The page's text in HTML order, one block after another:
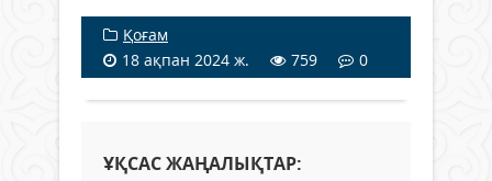
Қоғам
18 ақпан 2024 ж.
759 0
ҰҚСАС ЖАҢАЛЫҚТАР: